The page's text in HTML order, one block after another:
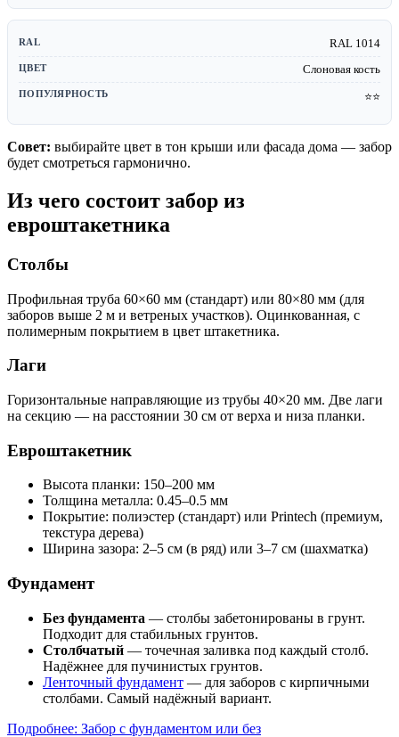
RAL 1014
Слоновая кость
⭐⭐
Совет: выбирайте цвет в тон крыши или фасада дома — забор
будет смотреться гармонично.
Из чего состоит забор из
евроштакетника
Столбы
Профильная труба 60×60 мм (стандарт) или 80×80 мм (для
заборов выше 2 м и ветреных участков). Оцинкованная, с
полимерным покрытием в цвет штакетника.
Лаги
Горизонтальные направляющие из трубы 40×20 мм. Две лаги
на секцию — на расстоянии 30 см от верха и низа планки.
Евроштакетник
Высота планки: 150–200 мм
Толщина металла: 0.45–0.5 мм
Покрытие: полиэстер (стандарт) или Printech (премиум,
текстура дерева)
Ширина зазора: 2–5 см (в ряд) или 3–7 см (шахматка)
Фундамент
Без фундамента — столбы забетонированы в грунт.
Подходит для стабильных грунтов.
Столбчатый — точечная заливка под каждый столб.
Надёжнее для пучинистых грунтов.
Ленточный фундамент — для заборов с кирпичными
столбами. Самый надёжный вариант.
Подробнее: Забор с фундаментом или без